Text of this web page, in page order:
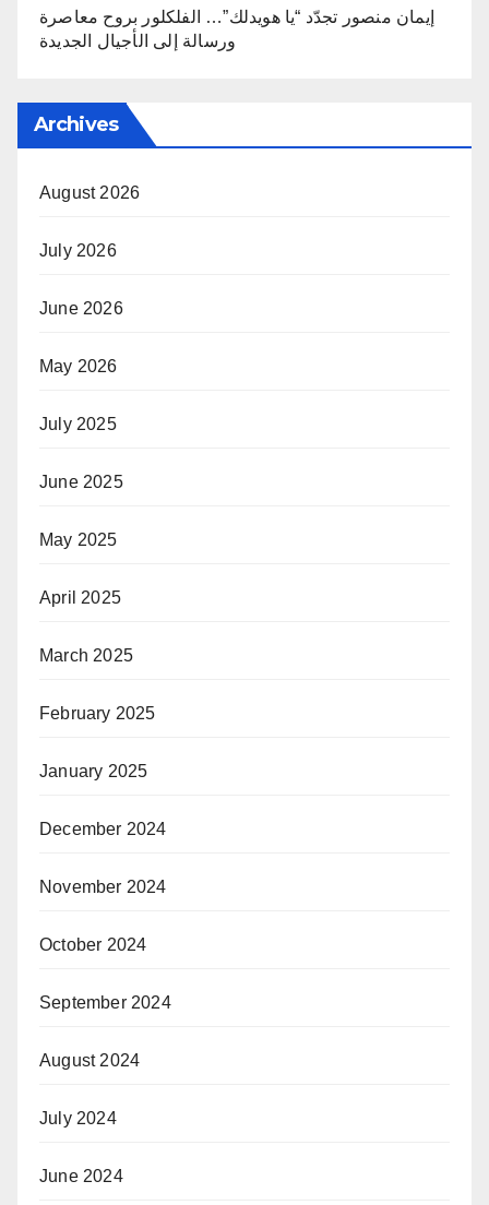
إيمان منصور تجدّد “يا هويدلك”… الفلكلور بروح معاصرة
ورسالة إلى الأجيال الجديدة
Archives
August 2026
July 2026
June 2026
May 2026
July 2025
June 2025
May 2025
April 2025
March 2025
February 2025
January 2025
December 2024
November 2024
October 2024
September 2024
August 2024
July 2024
June 2024